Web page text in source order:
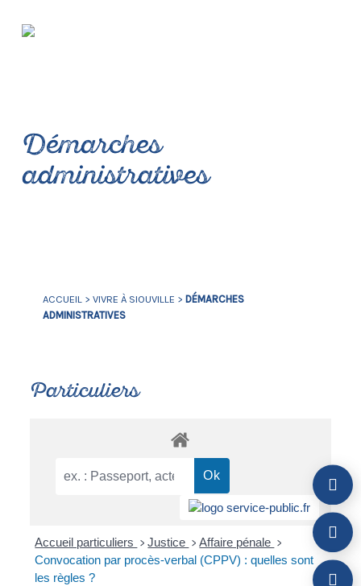
Démarches
administratives
ACCUEIL > VIVRE À SIOUVILLE > DÉMARCHES
ADMINISTRATIVES
Particuliers
Accueil particuliers > Justice > Affaire pénale >
Convocation par procès-verbal (CPPV) : quelles sont
les règles ?